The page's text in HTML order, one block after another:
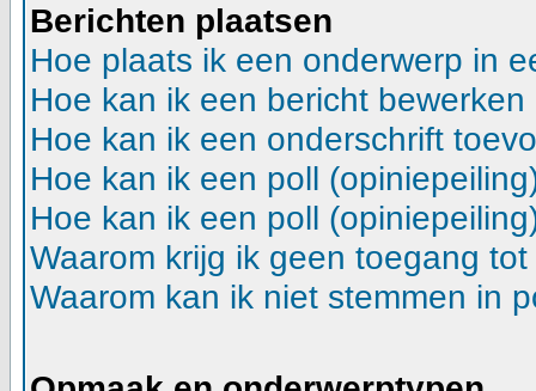
Berichten plaatsen
Hoe plaats ik een onderwerp in
Hoe kan ik een bericht
Hoe kan ik een onderschrift
Hoe kan ik een poll
Hoe kan ik een poll
Waarom krijg ik geen toegang
Waarom kan ik niet stemmen in